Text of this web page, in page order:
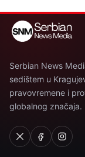
Serbian News
sedištem u
pravovremene i
globalnog značaja.